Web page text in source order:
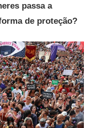
passa a
de proteção?